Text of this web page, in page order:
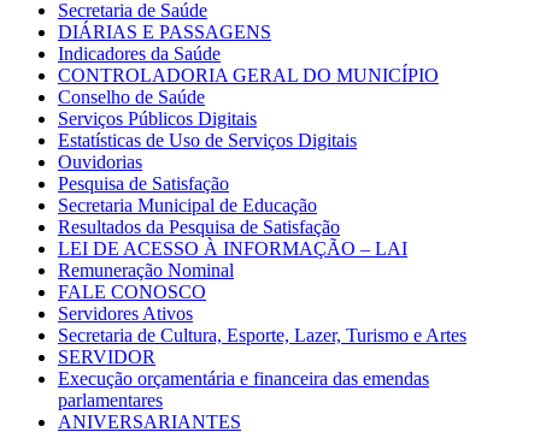
Secretaria de Saúde
DIÁRIAS E PASSAGENS
Indicadores da Saúde
CONTROLADORIA GERAL DO MUNICÍPIO
Conselho de Saúde
Serviços Públicos Digitais
Estatísticas de Uso de Serviços Digitais
Ouvidorias
Pesquisa de Satisfação
Secretaria Municipal de Educação
Resultados da Pesquisa de Satisfação
LEI DE ACESSO À INFORMAÇÃO – LAI
Remuneração Nominal
FALE CONOSCO
Servidores Ativos
Secretaria de Cultura, Esporte, Lazer, Turismo e Artes
SERVIDOR
Execução orçamentária e financeira das emendas
parlamentares
ANIVERSARIANTES